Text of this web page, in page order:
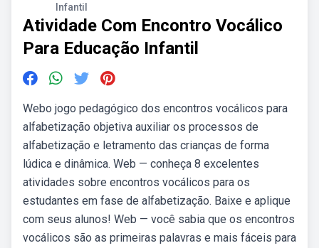
Infantil
Atividade Com Encontro Vocálico
Para Educação Infantil
Webo jogo pedagógico dos encontros vocálicos para
alfabetização objetiva auxiliar os processos de
alfabetização e letramento das crianças de forma
lúdica e dinâmica. Web — conheça 8 excelentes
atividades sobre encontros vocálicos para os
estudantes em fase de alfabetização. Baixe e aplique
com seus alunos! Web — você sabia que os encontros
vocálicos são as primeiras palavras e mais fáceis para